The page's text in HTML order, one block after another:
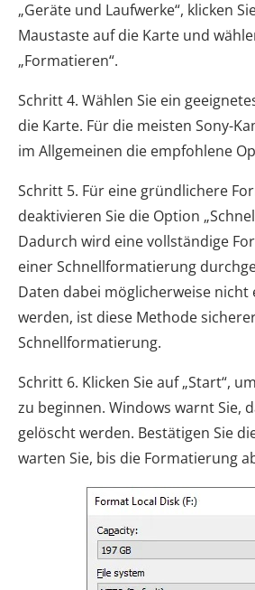
„Geräte und Laufwerke“, klicken
Maustaste auf die Karte und
„Formatieren“.
Schritt 4. Wählen Sie ein
die Karte. Für die meisten Sony-
im Allgemeinen die empfohlene
Schritt 5. Für eine gründlichere
deaktivieren Sie die Option
Dadurch wird eine vollständige
einer Schnellformatierung
Daten dabei möglicherweise
werden, ist diese Methode
Schnellformatierung.
Schritt 6. Klicken Sie auf „Start“,
zu beginnen. Windows warnt Sie,
gelöscht werden. Bestätigen Sie
warten Sie, bis die Formatierung